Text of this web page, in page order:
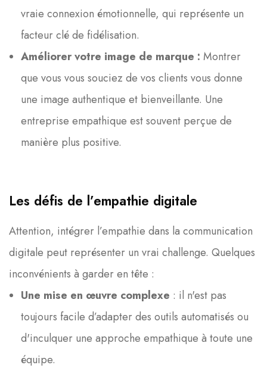
vraie connexion émotionnelle, qui représente un
facteur clé de fidélisation.
Améliorer votre image de marque : Montrer
que vous vous souciez de vos clients vous donne
une image authentique et bienveillante. Une
entreprise empathique est souvent perçue de
manière plus positive.
Les défis de l’empathie digitale
Attention, intégrer l’empathie dans la communication
digitale peut représenter un vrai challenge. Quelques
inconvénients à garder en tête :
Une mise en œuvre complexe : il n'est pas
toujours facile d’adapter des outils automatisés ou
d'inculquer une approche empathique à toute une
équipe.